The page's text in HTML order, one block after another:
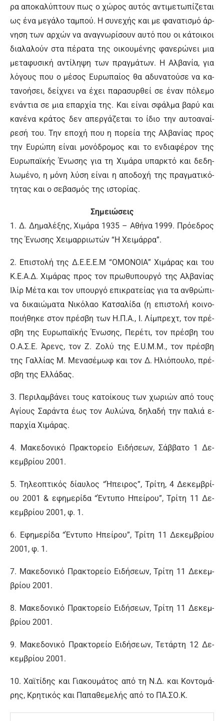
ρα α­πο­κα­λύ­πτουν πως ο χώ­ρος αυ­τός α­ντι­με­τω­πί­ζε­ται
ως έ­να με­γά­λο τα­μπού. Η συ­νε­χής και με φα­να­τι­σμό άρ­
νη­ση των αρ­χών να α­να­γνω­ρί­σουν αυ­τό που οι κά­τοι­κοι
δια­λα­λούν στα πέ­ρα­τα της οι­κου­μέ­νης φα­νε­ρώ­νει μια
με­τα­φυ­σι­κή α­ντί­λη­ψη των πραγ­μά­των. Η Αλ­βα­νί­α, για
λό­γους που ο μέ­σος Ευ­ρω­παί­ος θα α­δυ­να­τού­σε να κα­
τα­νο­ή­σει, δεί­χνει να έ­χει πα­ρα­συρ­θεί σε έ­ναν πό­λε­μο
ε­νά­ντια σε μια ε­παρ­χί­α της. Και εί­ναι σφάλ­μα βα­ρύ και
κα­νέ­να κρά­τος δεν α­περ­γά­ζε­ται το ί­διο την αυ­το­α­ναί­
ρε­σή του. Την ε­πο­χή που η πο­ρεί­α της Αλ­βα­νί­ας προς
την Ευ­ρώ­πη εί­ναι μο­νό­δρο­μος και το εν­δια­φέ­ρον της
Ευ­ρω­πα­ϊ­κής Έ­νω­σης για τη Χι­μά­ρα υ­παρ­κτό και δε­δη­
λω­μέ­νο, η μό­νη λύ­ση εί­ναι η α­πο­δο­χή της πραγ­μα­τι­κό­
τη­τας και ο σε­βα­σμός της ι­στο­ρί­ας.
Σημειώσεις
1. Δ. Δη­μα­λέ­ξης, Χι­μά­ρα 1935 – Α­θή­να 1999. Πρό­ε­δρος
της Έ­νω­σης Χει­μαρ­ριω­τών “Η Χει­μάρ­ρα”.
2. Ε­πι­στο­λή της Δ.Ε.Ε.Ε.Μ “Ο­ΜΟ­ΝΟΙΑ” Χι­μά­ρας και του
Κ.Ε.Α.Δ. Χι­μά­ρας προς τον πρω­θυ­πουρ­γό της Αλ­βα­νί­ας
Ι­λίρ Μέ­τα και τον υ­πουρ­γό ε­πι­κρα­τεί­ας για τα αν­θρώ­πι­
να δι­καιώ­μα­τα Νι­κό­λα­ο Κα­τσα­λί­δα (η ε­πι­στο­λή κοι­νο­
ποι­ή­θη­κε στον πρέ­σβη των Η.Π.Α., Ι. Λί­μπρε­χτ, τον πρέ­
σβη της Ευ­ρω­πα­ϊ­κής Έ­νω­σης, Πε­ρέ­τι, τον πρέ­σβη του
Ο.Α.Σ.Ε. Ά­ρεν­ς, τον Ζ. Ζο­λύ της E.U.M.M., τον πρέ­σβη
της Γαλ­λί­ας Μ. Με­να­σέ­μωφ και τον Δ. Η­λιό­που­λο, πρέ­
σβη της Ελ­λά­δας.
3. Πε­ρι­λαμ­βά­νει τους κα­τοί­κους των χω­ριών α­πό τους
Α­γί­ους Σα­ρά­ντα έ­ως τον Αυ­λώ­να, δη­λα­δή την πα­λιά ε­
παρ­χί­α Χι­μά­ρας.
4. Μα­κε­δο­νι­κό Πρα­κτο­ρεί­ο Ει­δή­σε­ων, Σάβ­βα­το 1 Δε­
κεμ­βρί­ου 2001.
5. Τη­λε­ο­πτι­κός δί­αυ­λος “Ή­πει­ρος”, Τρί­τη, 4 Δε­κεμ­βρί­
ου 2001 & ε­φη­με­ρί­δα “Έ­ντυ­πο Η­πεί­ρου”, Τρί­τη 11 Δε­
κεμ­βρί­ου 2001, φ. 1.
6. Εφη­με­ρί­δα “Έ­ντυ­πο Η­πεί­ρου”, Τρί­τη 11 Δε­κεμ­βρί­ου
2001, φ. 1.
7. Μα­κε­δο­νι­κό Πρα­κτο­ρεί­ο Ει­δή­σε­ων, Τρί­τη 11 Δε­κεμ­
βρί­ου 2001.
8. Μα­κε­δο­νι­κό Πρα­κτο­ρεί­ο Ει­δή­σε­ων, Τρί­τη 11 Δε­κεμ­
βρί­ου 2001.
9. Μα­κε­δο­νι­κό Πρα­κτο­ρεί­ο Ει­δή­σε­ων, Τε­τάρ­τη 12 Δε­
κεμ­βρί­ου 2001.
10. Χα­ϊ­τί­δης και Για­κου­μά­τος α­πό τη Ν.Δ. και Κο­ντο­μά­
ρης, Κρη­τι­κός και Πα­πα­θε­με­λής α­πό το ΠΑ.ΣΟ.Κ.